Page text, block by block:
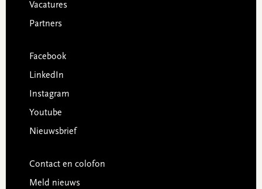
Vacatures
Partners
Facebook
LinkedIn
Instagram
Youtube
Nieuwsbrief
Contact en colofon
Meld nieuws